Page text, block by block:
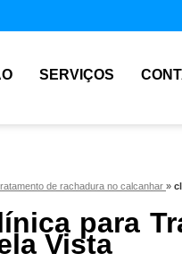
SERVIÇOS
de rachadura no calcanhar »
para
Vista